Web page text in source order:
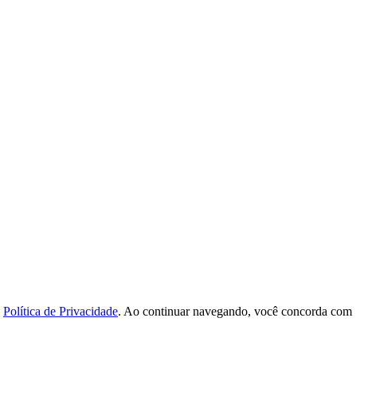
Política de Privacidade. Ao continuar navegando, você concorda com